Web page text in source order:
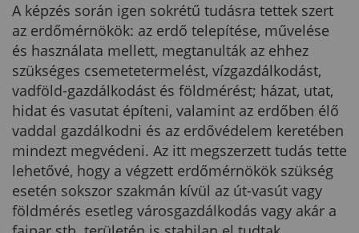
A képzés során igen sokrétű tudásra tettek szert
az erdőmérnökök: az erdő telepítése, művelése
és használata mellett, megtanulták az ehhez
szükséges csemetetermelést, vízgazdálkodást,
vadföld-gazdálkodást és földmérést; házat, utat,
hidat és vasutat építeni, valamint az erdőben élő
vaddal gazdálkodni és az erdővédelem keretében
mindezt megvédeni. Az itt megszerzett tudás tette
lehetővé, hogy a végzett erdőmérnökök szükség
esetén sokszor szakmán kívül az út-vasút vagy
földmérés esetleg városgazdálkodás vagy akár a